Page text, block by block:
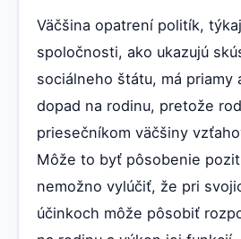
Väčšina opatrení politík,
spoločnosti, ako ukazujú
sociálneho štátu, má priamy
dopad na rodinu, pretože
priesečníkom väčšiny
Môže to byť pôsobenie
nemožno vylúčiť, že pri
účinkoch môže pôsobiť